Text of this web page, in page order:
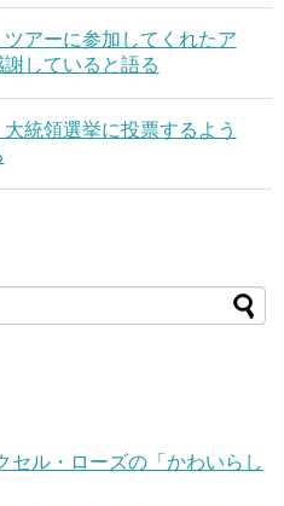
アーに参加してくれたア
していると語る
統領選挙に投票するよう
セル・ローズの「かわいらし